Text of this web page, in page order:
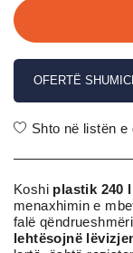
OFERTË
Shto në listën e
Koshi plastik 240
menaxhimin e
falë
lehtësojnë